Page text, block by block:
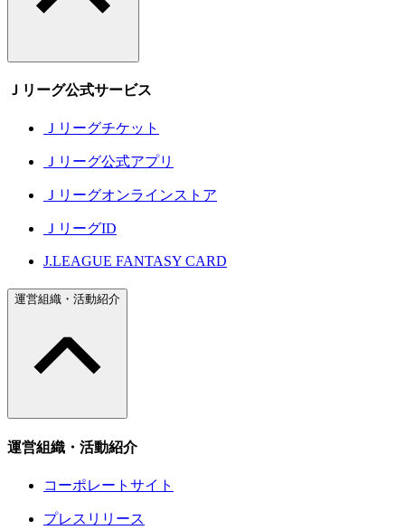
Ｊリーグ公式サービス
Ｊリーグチケット
Ｊリーグ公式アプリ
Ｊリーグオンラインストア
ＪリーグID
J.LEAGUE FANTASY CARD
運営組織・活動紹介
運営組織・活動紹介
コーポレートサイト
プレスリリース